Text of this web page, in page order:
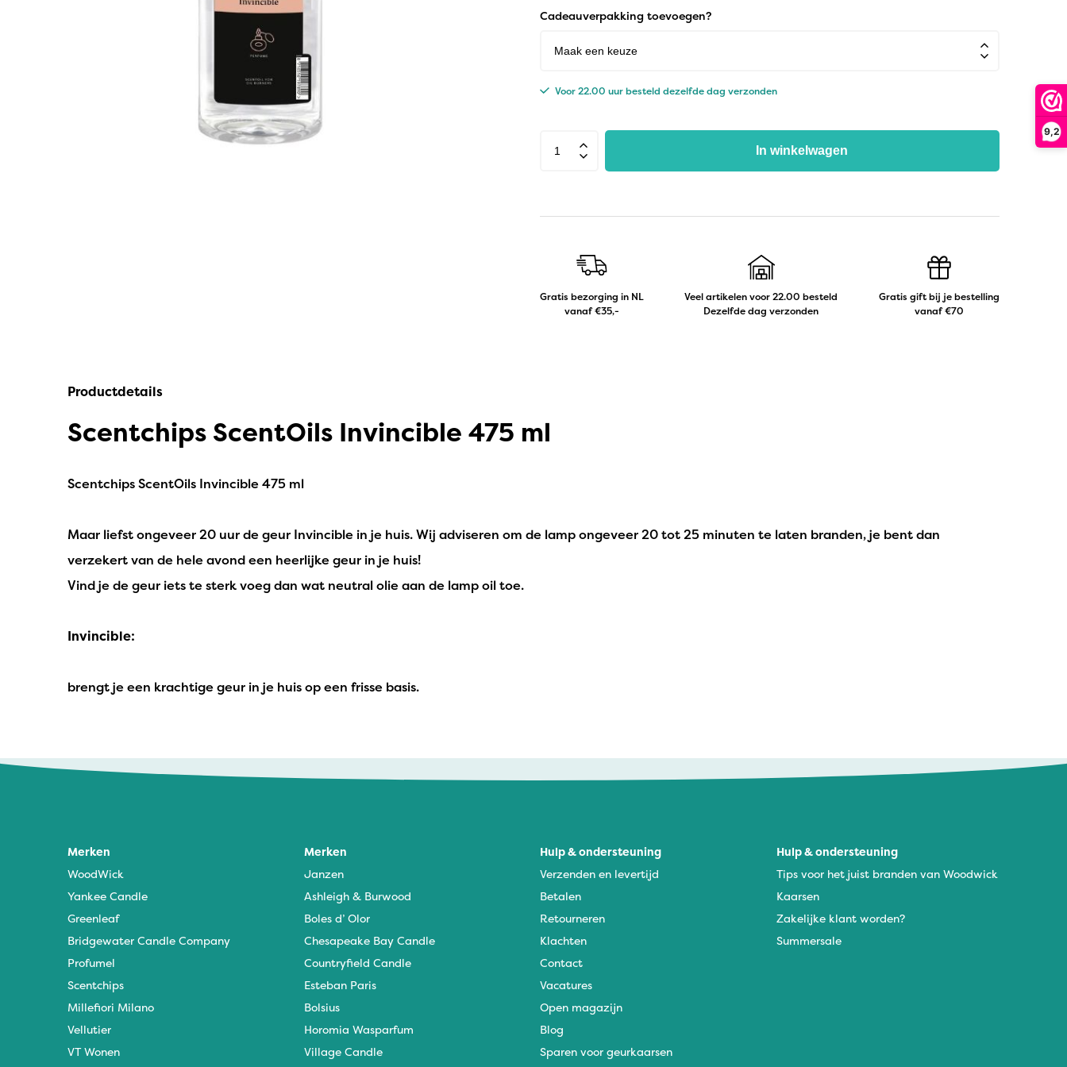
9,2
Horomia Wasparfum
Deluxe HomeArt
Scentmoods
Joeff Muuss
Cadeauverpakking toevoegen?
Voor 22.00 uur besteld dezelfde dag verzonden
In winkelwagen
Gratis bezorging in NL
vanaf €35,-
Veel artikelen voor 22.00 besteld
Dezelfde dag verzonden
Gratis gift bij je bestelling
vanaf €70
Productdetails
Scentchips ScentOils Invincible 475 ml
Scentchips ScentOils Invincible 475 ml
Maar liefst ongeveer 20 uur de geur Invincible in je huis. Wij adviseren om de lamp ongeveer 20 tot 25 minuten te laten branden, je bent dan
verzekert van de hele avond een heerlijke geur in je huis!
Vind je de geur iets te sterk voeg dan wat neutral olie aan de lamp oil toe.
Invincible:
brengt je een krachtige geur in je huis op een frisse basis.
Merken
WoodWick
Yankee Candle
Greenleaf
Bridgewater Candle Company
Profumel
Scentchips
Millefiori Milano
Vellutier
VT Wonen
Merken
Janzen
Ashleigh & Burwood
Boles d’ Olor
Chesapeake Bay Candle
Countryfield Candle
Esteban Paris
Bolsius
Horomia Wasparfum
Village Candle
Hulp & ondersteuning
Verzenden en levertijd
Betalen
Retourneren
Klachten
Contact
Vacatures
Open magazijn
Blog
Sparen voor geurkaarsen
Hulp & ondersteuning
Tips voor het juist branden van Woodwick
Kaarsen
Zakelijke klant worden?
Summersale